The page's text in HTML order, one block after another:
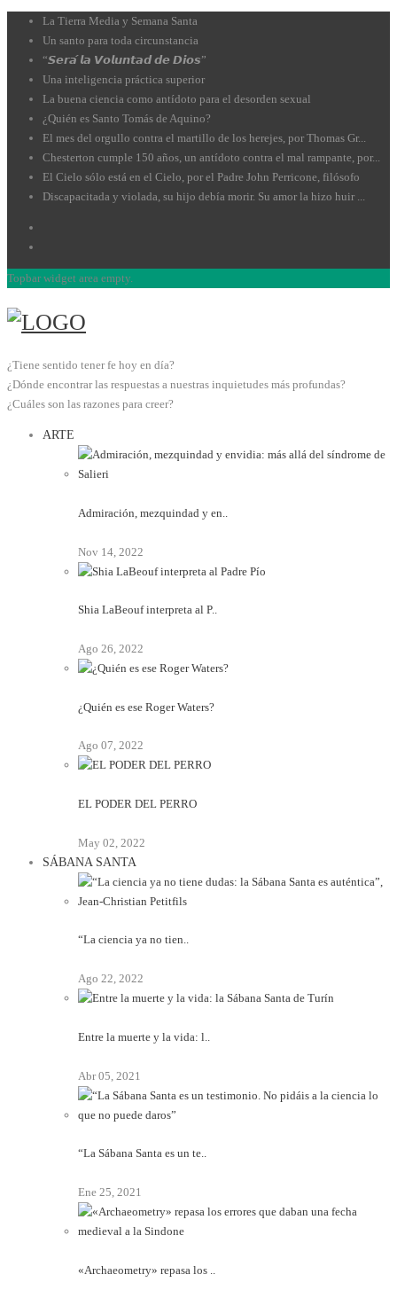
La Tierra Media y Semana Santa
Un santo para toda circunstancia
“𝙎𝙚𝙧𝙖́ 𝙡𝙖 𝙑𝙤𝙡𝙪𝙣𝙩𝙖𝙙 𝙙𝙚 𝘿𝙞𝙤𝙨”
Una inteligencia práctica superior
La buena ciencia como antídoto para el desorden sexual
¿Quién es Santo Tomás de Aquino?
El mes del orgullo contra el martillo de los herejes, por Thomas Gr...
Chesterton cumple 150 años, un antídoto contra el mal rampante, por...
El Cielo sólo está en el Cielo, por el Padre John Perricone, filósofo
Discapacitada y violada, su hijo debía morir. Su amor la hizo huir ...
Topbar widget area empty.
¿Tiene sentido tener fe hoy en día?
¿Dónde encontrar las respuestas a nuestras inquietudes más profundas?
¿Cuáles son las razones para creer?
ARTE
Admiración, mezquindad y en..
Nov 14, 2022
Shia LaBeouf interpreta al P..
Ago 26, 2022
¿Quién es ese Roger Waters?
Ago 07, 2022
EL PODER DEL PERRO
May 02, 2022
SÁBANA SANTA
“La ciencia ya no tien..
Ago 22, 2022
Entre la muerte y la vida: l..
Abr 05, 2021
“La Sábana Santa es un te..
Ene 25, 2021
«Archaeometry» repasa los ..